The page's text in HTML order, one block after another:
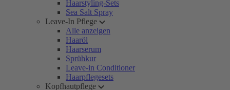
Haarstyling-Sets
Sea Salt Spray
Leave-In Pflege
Alle anzeigen
Haaröl
Haarserum
Sprühkur
Leave-in Conditioner
Haarpflegesets
Kopfhautpflege